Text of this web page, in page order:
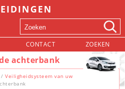
CONTACT ZOEKEN
achterbank
/Veiligheidsysteem van uw